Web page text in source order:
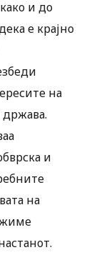
и до
е крајно
на
и
на